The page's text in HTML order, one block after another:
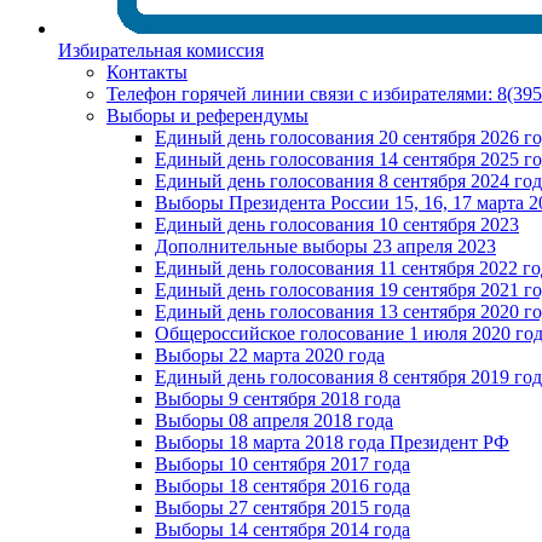
Избирательная комиссия
Контакты
Телефон горячей линии связи с избирателями:
Выборы и референдумы
Единый день голосования 20 сентября 2026
Единый день голосования 14 сентября 2025
Единый день голосования 8 сентября 2024
Выборы Президента России 15, 16, 17 марта
Единый день голосования 10 сентября 2023
Дополнительные выборы 23 апреля 2023
Единый день голосования 11 сентября 2022
Единый день голосования 19 сентября 2021
Единый день голосования 13 сентября 2020
Общероссийское голосование 1 июля 2020
Выборы 22 марта 2020 года
Единый день голосования 8 сентября 2019
Выборы 9 сентября 2018 года
Выборы 08 апреля 2018 года
Выборы 18 марта 2018 года Президент РФ
Выборы 10 сентября 2017 года
Выборы 18 сентября 2016 года
Выборы 27 сентября 2015 года
Выборы 14 сентября 2014 года